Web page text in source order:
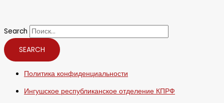
Search
SEARCH
Политика конфиденциальности
Ингушское республиканское отделение КПРФ